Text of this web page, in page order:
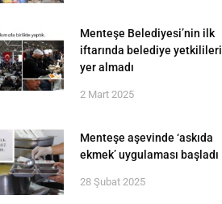
Menteşe Belediyesi’nin ilk
iftarında belediye yetkilileri
yer almadı
2 Mart 2025
Menteşe aşevinde ‘askıda
ekmek’ uygulaması başladı
28 Şubat 2025